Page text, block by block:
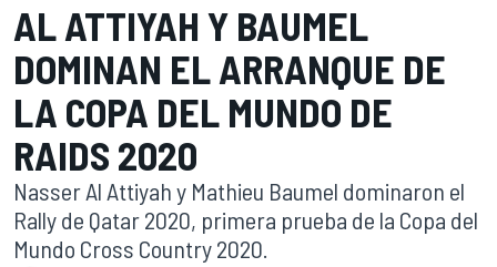
AL ATTIYAH Y BAUMEL
DOMINAN EL ARRANQUE DE
LA COPA DEL MUNDO DE
RAIDS 2020
Nasser Al Attiyah y Mathieu Baumel dominaron el
Rally de Qatar 2020, primera prueba de la Copa del
Mundo Cross Country 2020.